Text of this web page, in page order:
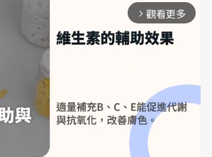
arrow_forward_ios 觀看更多